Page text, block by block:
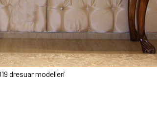
dresuar modelleri